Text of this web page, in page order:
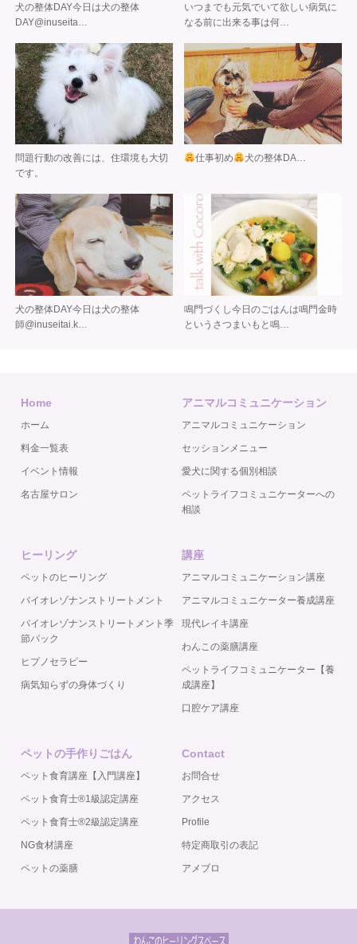
犬の整体DAY 今日は 犬の整体
DAY @inuseita…
いつまでも元気でいて欲しい 病気に
なる前に出来る事は何…
問題行動の改善には、住環境も大切
です。
仕事初め 犬の整体DA…
犬の整体DAY 今日は犬の整体
師 @inuseitai.k…
鳴門づくし 今日のごはんは 鳴門金時
というさつまいもと 鳴…
Home
ホーム
料金一覧表
イベント情報
名古屋サロン
アニマルコミュニケーション
アニマルコミュニケーション
セッションメニュー
愛犬に関する個別相談
ペットライフコミュニケーターへの
相談
ヒーリング
ペットのヒーリング
バイオレゾナンストリートメント
バイオレゾナンストリートメント季
節パック
ヒプノセラピー
病気知らずの身体づくり
講座
アニマルコミュニケーション講座
アニマルコミュニケーター養成講座
現代レイキ講座
わんこの薬膳講座
ペットライフコミュニケーター【養
成講座】
口腔ケア講座
ペットの手作りごはん
ペット食育講座【入門講座】
ペット食育士®️1級認定講座
ペット食育士®️2級認定講座
NG食材講座
ペットの薬膳
Contact
お問合せ
アクセス
Profile
特定商取引の表記
アメブロ